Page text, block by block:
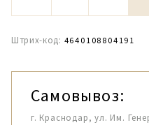
Штрих-код: 4640108804191
Самовывоз:
г. Краснодар, ул. Им.